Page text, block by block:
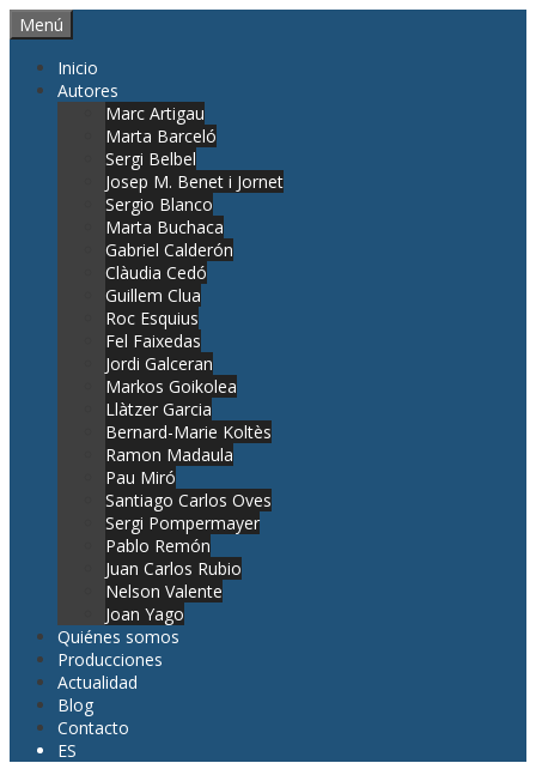
Saltar
al
contenido
Menú
Inicio
Autores
Marc Artigau
Marta Barceló
Sergi Belbel
Josep M. Benet i Jornet
Sergio Blanco
Marta Buchaca
Gabriel Calderón
Clàudia Cedó
Guillem Clua
Roc Esquius
Fel Faixedas
Jordi Galceran
Markos Goikolea
Llàtzer Garcia
Bernard-Marie Koltès
Ramon Madaula
Pau Miró
Santiago Carlos Oves
Sergi Pompermayer
Pablo Remón
Juan Carlos Rubio
Nelson Valente
Joan Yago
Quiénes somos
Producciones
Actualidad
Blog
Contacto
ES